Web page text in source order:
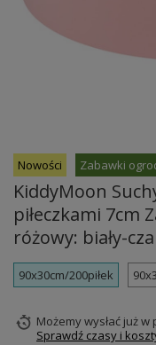
Nowości Zabawki
KiddyMoon
piłeczkami 7cm
różowy: biały-
90x30cm/200piłek
Możemy wysłać jużw
Sprawdź czasy i